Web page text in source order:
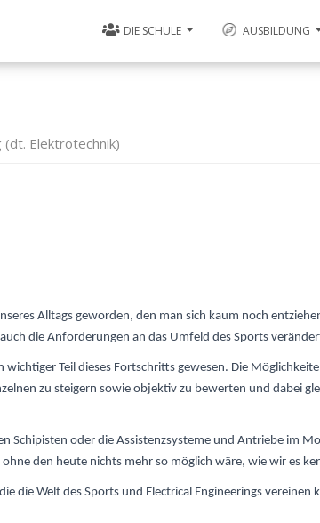
DIE SCHULE AUSBILDUNG
(dt. Elektrotechnik)
Alltags geworden, den man sich kaum noch
die Anforderungen an das Umfeld des Sports
wichtiger Teil dieses Fortschritts gewesen. Die
zu steigern sowie objektiv zu bewerten und dabei
Schipisten oder die Assistenzsysteme und Antriebe im
den heute nichts mehr so möglich wäre, wie wir es
die Welt des Sports und Electrical Engineerings